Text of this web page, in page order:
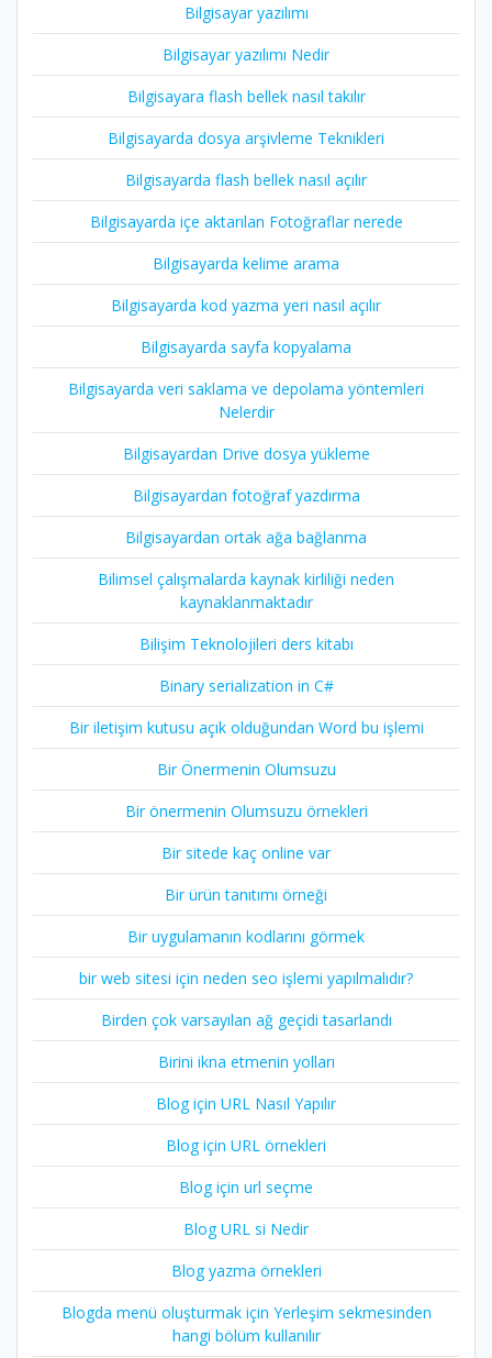
Bilgisayar yazılımı
Bilgisayar yazılımı Nedir
Bilgisayara flash bellek nasıl takılır
Bilgisayarda dosya arşivleme Teknikleri
Bilgisayarda flash bellek nasıl açılır
Bilgisayarda içe aktarılan Fotoğraflar nerede
Bilgisayarda kelime arama
Bilgisayarda kod yazma yeri nasıl açılır
Bilgisayarda sayfa kopyalama
Bilgisayarda veri saklama ve depolama yöntemleri
Nelerdir
Bilgisayardan Drive dosya yükleme
Bilgisayardan fotoğraf yazdırma
Bilgisayardan ortak ağa bağlanma
Bilimsel çalışmalarda kaynak kirliliği neden
kaynaklanmaktadır
Bilişim Teknolojileri ders kitabı
Binary serialization in C#
Bir iletişim kutusu açık olduğundan Word bu işlemi
Bir Önermenin Olumsuzu
Bir önermenin Olumsuzu örnekleri
Bir sitede kaç online var
Bir ürün tanıtımı örneği
Bir uygulamanın kodlarını görmek
bir web sitesi için neden seo işlemi yapılmalıdır?
Birden çok varsayılan ağ geçidi tasarlandı
Birini ikna etmenin yolları
Blog için URL Nasıl Yapılır
Blog için URL örnekleri
Blog için url seçme
Blog URL si Nedir
Blog yazma örnekleri
Blogda menü oluşturmak için Yerleşim sekmesinden
hangi bölüm kullanılır